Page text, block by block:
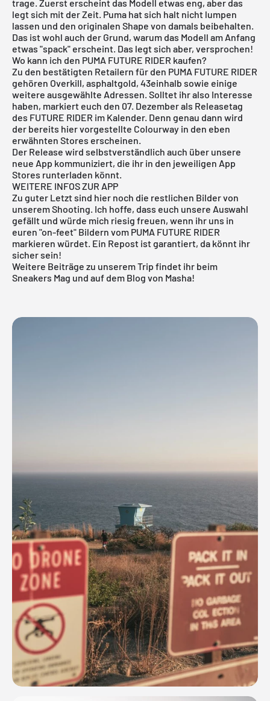
trage. Zuerst erscheint das Modell etwas eng, aber das
legt sich mit der Zeit. Puma hat sich halt nicht lumpen
lassen und den originalen Shape von damals beibehalten.
Das ist wohl auch der Grund, warum das Modell am Anfang
etwas "spack" erscheint. Das legt sich aber, versprochen!
Wo kann ich den PUMA FUTURE RIDER kaufen?
Zu den bestätigten Retailern für den PUMA FUTURE RIDER
gehören Overkill, asphaltgold, 43einhalb sowie einige
weitere ausgewählte Adressen. Solltet ihr also Interesse
haben, markiert euch den 07. Dezember als Releasetag
des FUTURE RIDER im Kalender. Denn genau dann wird
der bereits hier vorgestellte Colourway in den eben
erwähnten Stores erscheinen.
Der Release wird selbstverständlich auch über unsere
neue App kommuniziert, die ihr in den jeweiligen App
Stores runterladen könnt.
WEITERE INFOS ZUR APP
Zu guter Letzt sind hier noch die restlichen Bilder von
unserem Shooting. Ich hoffe, dass euch unsere Auswahl
gefällt und würde mich riesig freuen, wenn ihr uns in
euren "on-feet" Bildern vom PUMA FUTURE RIDER
markieren würdet. Ein Repost ist garantiert, da könnt ihr
sicher sein!
Weitere Beiträge zu unserem Trip findet ihr beim
Sneakers Mag und auf dem Blog von Masha!